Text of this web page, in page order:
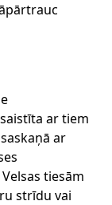
ar tiem
ar
tiesām
strīdu vai